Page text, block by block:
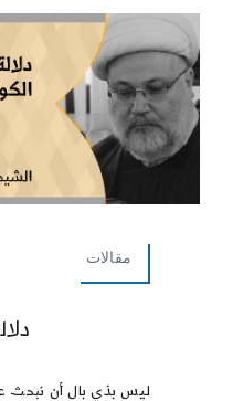
مقالات
ليس بذي بال أن نبحث